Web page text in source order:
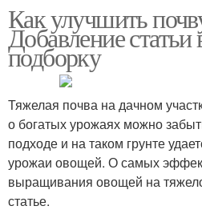
Как улучшить
Добавление
подборку
Тяжелая почва на дачном
о богатых урожаях можно
подходе и на таком грунте
урожаи овощей. О самых
выращивания овощей на
статье.